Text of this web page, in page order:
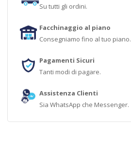
Su tutti gli ordini.
Facchinaggio al piano
Consegniamo fino al tuo piano.
Pagamenti Sicuri
Tanti modi di pagare.
Assistenza Clienti
Sia WhatsApp che Messenger.